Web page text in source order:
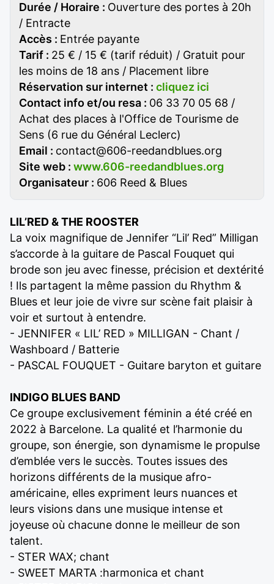
Durée / Horaire : Ouverture des portes à 20h
/ Entracte
Accès : Entrée payante
Tarif : 25 € / 15 € (tarif réduit) / Gratuit pour
les moins de 18 ans / Placement libre
Réservation sur internet : cliquez ici
Contact info et/ou resa : 06 33 70 05 68 /
Achat des places à l'Office de Tourisme de
Sens (6 rue du Général Leclerc)
Email : contact@606-reedandblues.org
Site web : www.606-reedandblues.org
Organisateur : 606 Reed & Blues
LIL’RED & THE ROOSTER
La voix magnifique de Jennifer “Lil’ Red” Milligan
s’accorde à la guitare de Pascal Fouquet qui
brode son jeu avec finesse, précision et dextérité
! Ils partagent la même passion du Rhythm &
Blues et leur joie de vivre sur scène fait plaisir à
voir et surtout à entendre.
- JENNIFER « LIL’ RED » MILLIGAN - Chant /
Washboard / Batterie
- PASCAL FOUQUET - Guitare baryton et guitare
INDIGO BLUES BAND
Ce groupe exclusivement féminin a été créé en
2022 à Barcelone. La qualité et l’harmonie du
groupe, son énergie, son dynamisme le propulse
d’emblée vers le succès. Toutes issues des
horizons différents de la musique afro-
américaine, elles expriment leurs nuances et
leurs visions dans une musique intense et
joyeuse où chacune donne le meilleur de son
talent.
- STER WAX; chant
- SWEET MARTA :harmonica et chant